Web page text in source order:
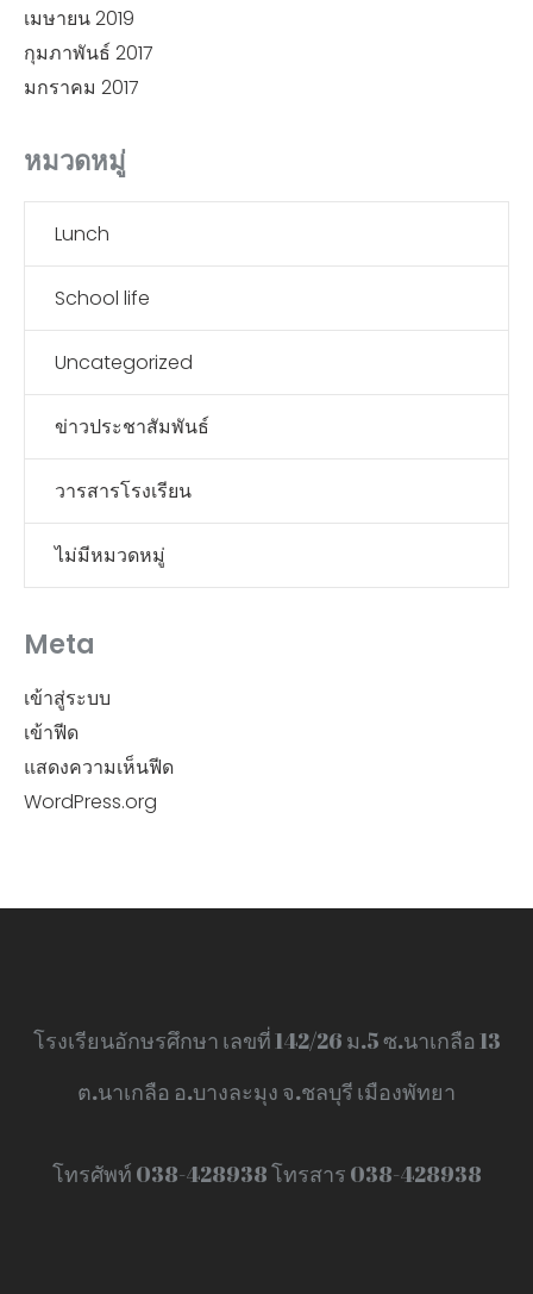
เมษายน 2019
กุมภาพันธ์ 2017
มกราคม 2017
หมวดหมู่
Lunch
School life
Uncategorized
ข่าวประชาสัมพันธ์
วารสารโรงเรียน
ไม่มีหมวดหมู่
Meta
เข้าสู่ระบบ
เข้าฟีด
แสดงความเห็นฟีด
WordPress.org
โรงเรียนอักษรศึกษา เลขที่ 142/26 ม.5 ซ.นาเกลือ 13
ต.นาเกลือ อ.บางละมุง จ.ชลบุรี เมืองพัทยา
โทรศัพท์ 038-428938 โทรสาร 038-428938